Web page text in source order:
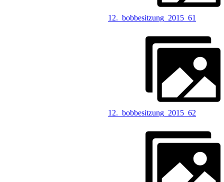
12._bobbesitzung_2015_61
12._bobbesitzung_2015_62